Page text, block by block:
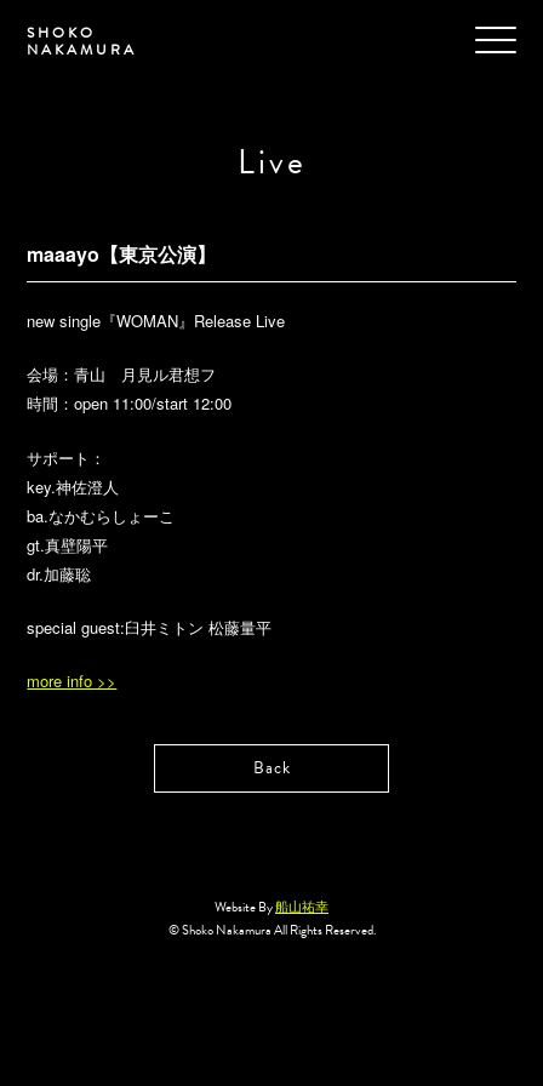
SHOKO
NAKAMURA
Live
maaayo【東京公演】
new single『WOMAN』Release Live
会場：青山 月見ル君想フ
時間：open 11:00/start 12:00
サポート：
key.神佐澄人
ba.なかむらしょーこ
gt.真壁陽平
dr.加藤聡
special guest:臼井ミトン 松藤量平
more info >>
Back
Website By船山祐幸
© Shoko Nakamura All Rights Reserved.